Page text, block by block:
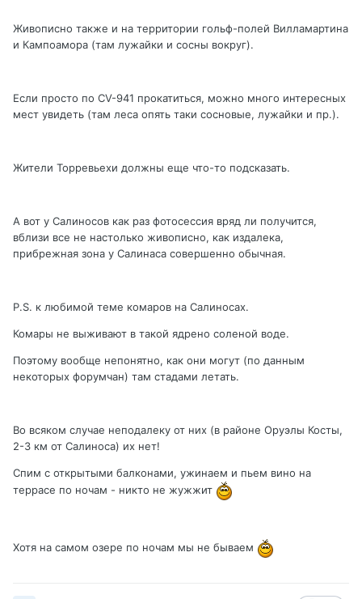
Живописно также и на территории гольф-полей Вилламартина
и Кампоамора (там лужайки и сосны вокруг).
Если просто по CV-941 прокатиться, можно много интересных
мест увидеть (там леса опять таки сосновые, лужайки и пр.).
Жители Торревьехи должны еще что-то подсказать.
А вот у Салиносов как раз фотосессия вряд ли получится,
вблизи все не настолько живописно, как издалека,
прибрежная зона у Салинаса совершенно обычная.
P.S. к любимой теме комаров на Салиносах.
Комары не выживают в такой ядрено соленой воде.
Поэтому вообще непонятно, как они могут (по данным
некоторых форумчан) там стадами летать.
Во всяком случае неподалеку от них (в районе Оруэлы Косты,
2-3 км от Салиноса) их нет!
Спим с открытыми балконами, ужинаем и пьем вино на
террасе по ночам - никто не жужжит
Хотя на самом озере по ночам мы не бываем